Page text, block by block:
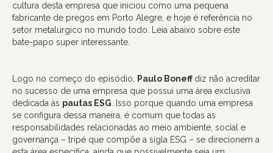
cultura desta empresa que iniciou como uma pequena
fabricante de pregos em Porto Alegre, e hoje é referência no
setor metalúrgico no mundo todo. Leia abaixo sobre este
bate-papo super interessante.
Logo no começo do episódio, Paulo Boneff diz não acreditar
no sucesso de uma empresa que possui uma área exclusiva
dedicada às pautas ESG . Isso porque quando uma empresa
se configura dessa maneira, é comum que todas as
responsabilidades relacionadas ao meio ambiente, social e
governança – tripé que compõe a sigla ESG – se direcionem a